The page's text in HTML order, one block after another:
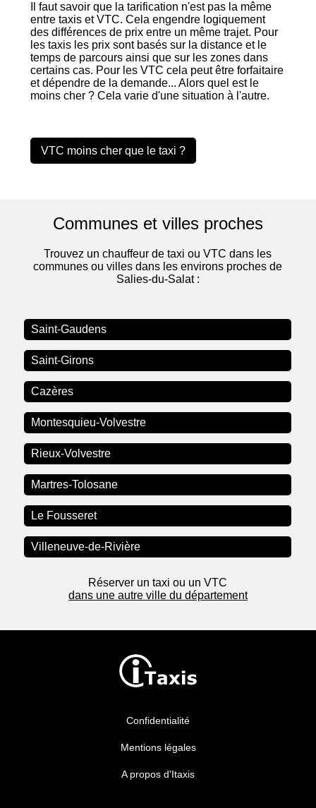
Il faut savoir que la tarification n'est pas la même
entre taxis et VTC. Cela engendre logiquement
des différences de prix entre un même trajet. Pour
les taxis les prix sont basés sur la distance et le
temps de parcours ainsi que sur les zones dans
certains cas. Pour les VTC cela peut être forfaitaire
et dépendre de la demande... Alors quel est le
moins cher ? Cela varie d'une situation à l'autre.
VTC moins cher que le taxi ?
Communes et villes proches
Trouvez un chauffeur de taxi ou VTC dans les
communes ou villes dans les environs proches de
Salies-du-Salat :
Saint-Gaudens
Saint-Girons
Cazères
Montesquieu-Volvestre
Rieux-Volvestre
Martres-Tolosane
Le Fousseret
Villeneuve-de-Rivière
Réserver un taxi ou un VTC
dans une autre ville du département
Confidentialité
Mentions légales
A propos d'Itaxis